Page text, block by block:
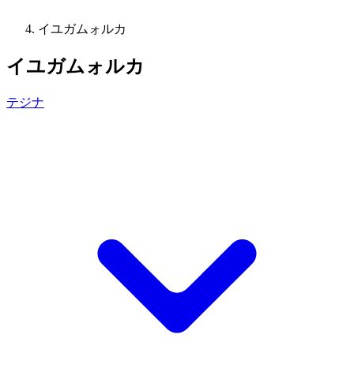
イユガムォルカ
イユガムォルカ
テジナ